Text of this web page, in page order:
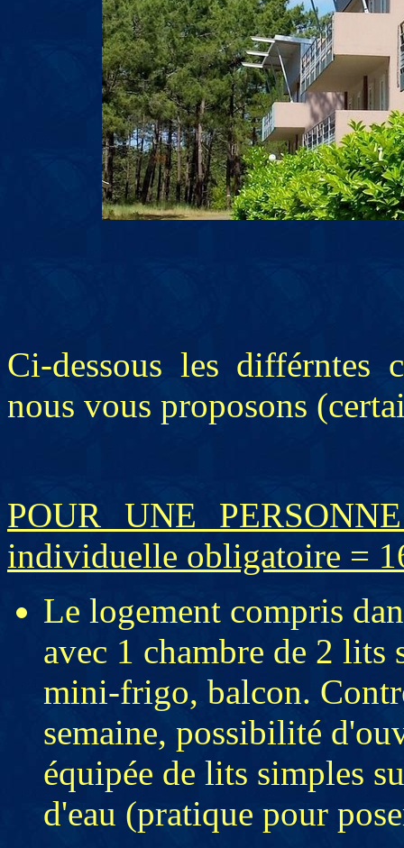
Ci-dessous les différntes
nous vous proposons
POUR UNE
individuelle obligatoire =
Le logement compris
avec 1 chambre de 2 lits
mini-frigo, balcon.
semaine, possibilité
équipée de lits simples
d'eau (pratique pour